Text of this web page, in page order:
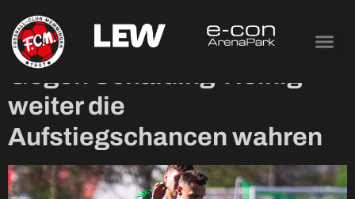
Tag: 23. April 2025
Gegen Schalding-Heinig
weiter die
Aufstiegschancen wahren